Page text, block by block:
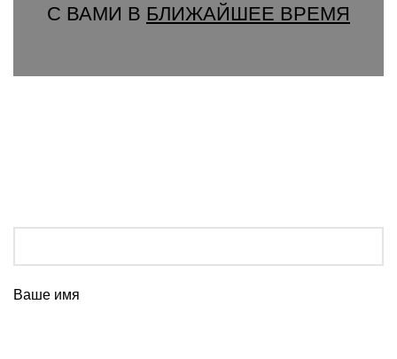
С ВАМИ В БЛИЖАЙШЕЕ ВРЕМЯ
Ваше имя